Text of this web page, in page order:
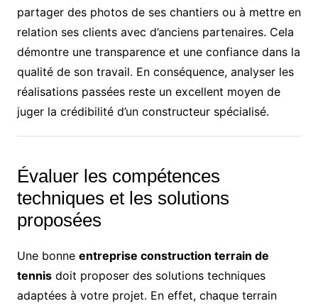
partager des photos de ses chantiers ou à mettre en
relation ses clients avec d’anciens partenaires. Cela
démontre une transparence et une confiance dans la
qualité de son travail. En conséquence, analyser les
réalisations passées reste un excellent moyen de
juger la crédibilité d’un constructeur spécialisé.
Évaluer les compétences
techniques et les solutions
proposées
Une bonne entreprise construction terrain de
tennisdoit proposer des solutions techniques
adaptées à votre projet. En effet, chaque terrain